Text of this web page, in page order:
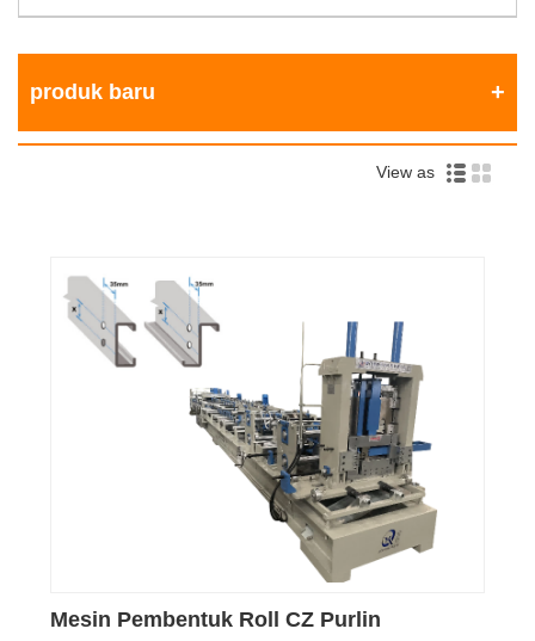
produk baru
View as
Mesin Pembentuk Roll CZ Purlin